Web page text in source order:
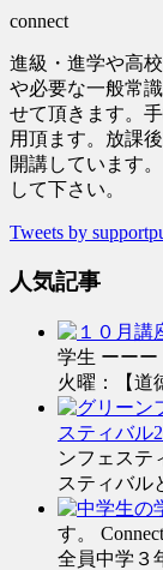
connect
進級・進学や高
や必要な一般常
せて頂きます。
用頂ます。放課
開講しています
して下さい。
Tweets by
人気記事
学生 ーー
火曜：【道
スティバル
ンフェステ
スティバル
す。
全員中学３